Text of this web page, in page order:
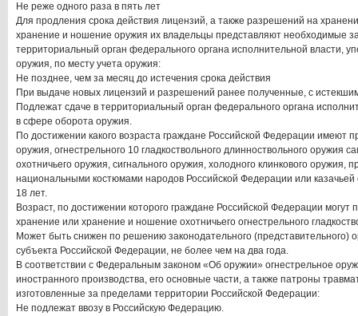
Не реже одного раза в пять лет
Для продления срока действия лицензий, а также разрешений на
хранение и ношение оружия их владельцы представляют необходимые
территориальный орган федерального органа исполнительной власти,
оружия, по месту учета оружия:
Не позднее, чем за месяц до истечения срока действия
При выдаче новых лицензий и разрешений ранее полученные, с
Подлежат сдаче в территориальный орган федерального органа
в сфере оборота оружия.
По достижении какого возраста граждане Российской Федерации имеют
оружия, огнестрельного 10 гладкоствольного длинноствольного оружия
охотничьего оружия, сигнального оружия, холодного клинкового оружия,
национальными костюмами народов Российской Федерации или
18 лет.
Возраст, по достижении которого граждане Российской Федерации могут
хранение или хранение и ношение охотничьего огнестрельного
Может быть снижен по решению законодательного (представительного)
субъекта Российской Федерации, не более чем на два года.
В соответствии с Федеральным законом «Об оружии» огнестрельное
иностранного производства, его основные части, а также патроны
изготовленные за пределами территории Российской Федерации:
Не подлежат ввозу в Российскую Федерацию.